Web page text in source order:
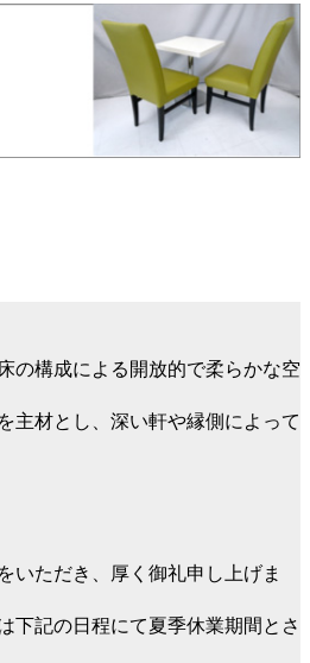
の構成による開放的で柔らかな空
主材とし、深い軒や縁側によって
いただき、厚く御礼申し上げま
下記の日程にて夏季休業期間とさ